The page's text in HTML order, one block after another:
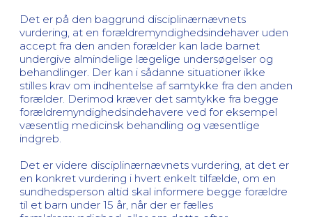
Det er på den baggrund disciplinærnævnets
vurdering, at en forældremyndighedsindehaver uden
accept fra den anden forælder kan lade barnet
undergive almindelige lægelige undersøgelser og
behandlinger. Der kan i sådanne situationer ikke
stilles krav om indhentelse af samtykke fra den anden
forælder. Derimod kræver det samtykke fra begge
forældremyndighedsindehavere ved for eksempel
væsentlig medicinsk behandling og væsentlige
indgreb.
Det er videre disciplinærnævnets vurdering, at det er
en konkret vurdering i hvert enkelt tilfælde, om en
sundhedsperson altid skal informere begge forældre
til et barn under 15 år, når der er fælles